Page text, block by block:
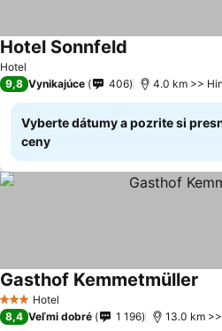
Hotel
Hotel Sonnfeld
9,8 Vynikajúce 406 4.0 km >>
Vyberte dátumy a pozrite si
ceny
3 Počet hviezdičiek
Hotel
Gasthof Kemmetmüller
8,4 Veľmi dobré 1 196 13.0 km